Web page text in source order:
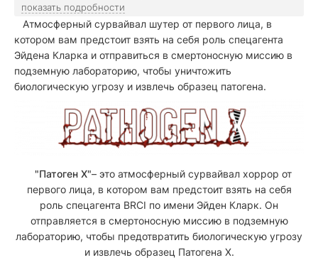
показать подробности
Атмосферный сурвайвал шутер от первого лица, в
котором вам предстоит взять на себя роль спецагента
Эйдена Кларка и отправиться в смертоносную миссию в
подземную лабораторию, чтобы уничтожить
биологическую угрозу и извлечь образец патогена.
"Патоген Х"– это атмосферный сурвайвал хоррор от
первого лица, в котором вам предстоит взять на себя
роль спецагента BRCI по имени Эйден Кларк. Он
отправляется в смертоносную миссию в подземную
лабораторию, чтобы предотвратить биологическую угрозу
и извлечь образец Патогена X.